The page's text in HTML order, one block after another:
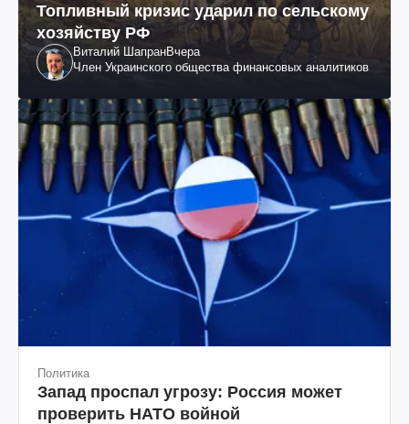
Топливный кризис ударил по сельскому
хозяйству РФ
Виталий ШапранВчера
Член Украинского общества финансовых аналитиков
Политика
Запад проспал угрозу: Россия может
проверить НАТО войной